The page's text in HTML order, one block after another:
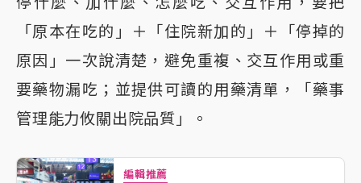
「原本在吃的」＋「住院新加的」＋「停掉的
原因」一次說清楚，避免重複、交互作用或重
要藥物漏吃；並提供可讀的用藥清單，「藥事
管理能力攸關出院品質」。
編輯推薦